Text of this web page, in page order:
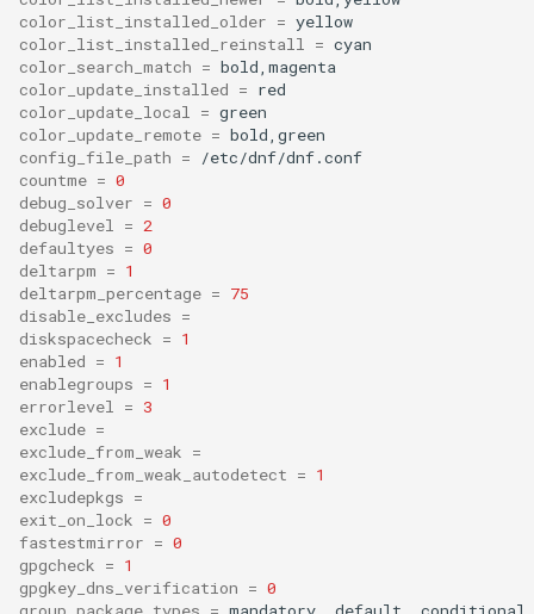
color_list_installed_older =
color_list_installed_reinstall
=
color_search_match =
color_update_installed =
color_update_local
=
color_update_remote =
config_file_path =
countme = 0
debug_solver = 0
debuglevel
= 2
defaultyes = 0
deltarpm = 1
deltarpm_percentage = 75
disable_excludes =
diskspacecheck = 1
enabled = 1
enablegroups = 1
errorlevel
= 3
exclude =
exclude_from_weak =
exclude_from_weak_autodetect = 1
excludepkgs =
exit_on_lock = 0
fastestmirror = 0
gpgcheck = 1
gpgkey_dns_verification = 0